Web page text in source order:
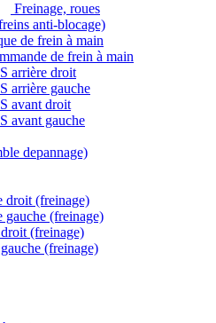
Freinage, roues
anti-blocage)
de frein à main
de frein à main
arrière droit
arrière gauche
avant droit
avant gauche
depannage)
droit (freinage)
gauche (freinage)
(freinage)
(freinage)